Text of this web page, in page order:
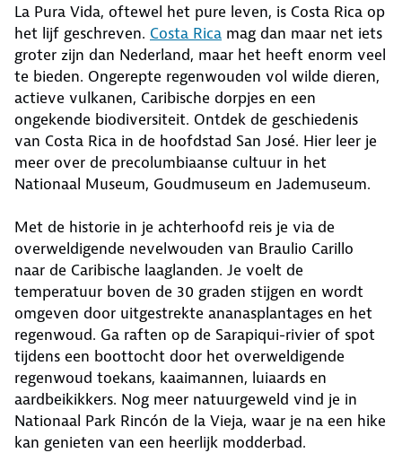
La Pura Vida, oftewel het pure leven, is Costa Rica op
het lijf geschreven. Costa Rica mag dan maar net iets
groter zijn dan Nederland, maar het heeft enorm veel
te bieden. Ongerepte regenwouden vol wilde dieren,
actieve vulkanen, Caribische dorpjes en een
ongekende biodiversiteit. Ontdek de geschiedenis
van Costa Rica in de hoofdstad San José. Hier leer je
meer over de precolumbiaanse cultuur in het
Nationaal Museum, Goudmuseum en Jademuseum.
Met de historie in je achterhoofd reis je via de
overweldigende nevelwouden van Braulio Carillo
naar de Caribische laaglanden. Je voelt de
temperatuur boven de 30 graden stijgen en wordt
omgeven door uitgestrekte ananasplantages en het
regenwoud. Ga raften op de Sarapiqui-rivier of spot
tijdens een boottocht door het overweldigende
regenwoud toekans, kaaimannen, luiaards en
aardbeikikkers. Nog meer natuurgeweld vind je in
Nationaal Park Rincón de la Vieja, waar je na een hike
kan genieten van een heerlijk modderbad.